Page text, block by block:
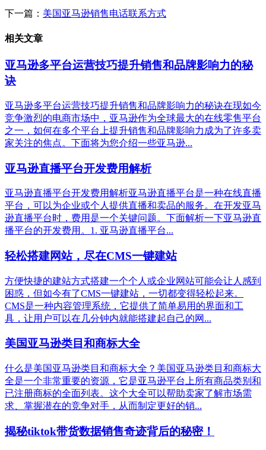
下一篇： 美国亚马逊销售电话联系方式
相关文章
亚马逊多平台运营技巧提升销售和品牌影响力的秘
诀
亚马逊多平台运营技巧提升销售和品牌影响力的秘诀在现如今
竞争激烈的电商市场中，亚马逊作为全球最大的在线零售平台
之一，如何在多个平台上提升销售和品牌影响力成为了许多卖
家关注的焦点。下面将为您介绍一些亚马逊...
亚马逊直播平台开发费用解析
亚马逊直播平台开发费用解析亚马逊直播平台是一种在线直播
平台，可以为企业或个人提供直播和卖品的服务。在开发亚马
逊直播平台时，费用是一个关键问题。下面解析一下亚马逊直
播平台的开发费用。1. 亚马逊直播平台...
轻松搭建网站，尽在CMS一键建站
方便快捷的建站方式搭建一个个人或企业网站可能会让人感到
困惑，但如今有了CMS一键建站，一切都变得轻松起来。
CMS是一种内容管理系统，它提供了简单易用的界面和工
具，让用户可以在几分钟内就能搭建起自己的网...
美国亚马逊类目和商标大全
什么是美国亚马逊类目和商标大全？美国亚马逊类目和商标大
全是一个非常重要的资源，它是亚马逊平台上所有商品类别和
已注册商标的全面列表。这个大全可以帮助卖家了解市场需
求、掌握潜在的竞争对手，从而制定更好的销...
揭秘tiktok带货数据销售奇迹背后的秘密！